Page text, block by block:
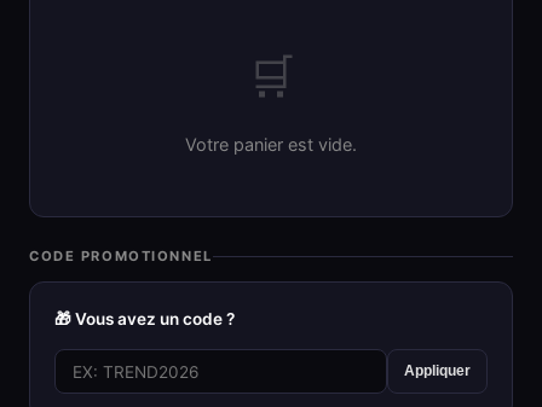
🛒
Votre panier est vide.
CODE PROMOTIONNEL
🎁 Vous avez un code ?
Appliquer